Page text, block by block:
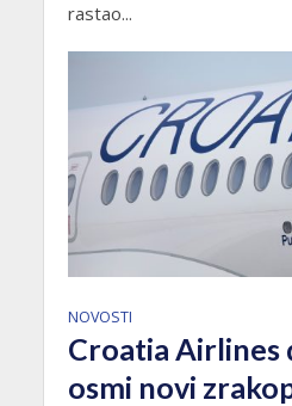
rastao...
NOVOSTI
Croatia Airlines
osmi novi